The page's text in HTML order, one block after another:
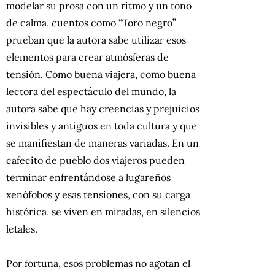
modelar su prosa con un ritmo y un tono
de calma, cuentos como “Toro negro”
prueban que la autora sabe utilizar esos
elementos para crear atmósferas de
tensión. Como buena viajera, como buena
lectora del espectáculo del mundo, la
autora sabe que hay creencias y prejuicios
invisibles y antiguos en toda cultura y que
se manifiestan de maneras variadas. En un
cafecito de pueblo dos viajeros pueden
terminar enfrentándose a lugareños
xenófobos y esas tensiones, con su carga
histórica, se viven en miradas, en silencios
letales.
Por fortuna, esos problemas no agotan el